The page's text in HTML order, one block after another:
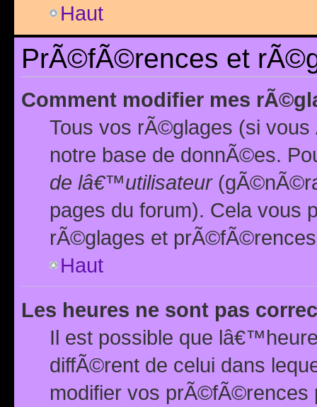
Haut
PrÃ©fÃ©rences et
Comment modifier mes
Tous vos rÃ©glages (si
notre base de donnÃ©es.
de lâ€™utilisateur
pages du forum). Cela vous
rÃ©glages et
Haut
Les heures ne sont pas
Il est possible que
diffÃ©rent de celui dans
modifier vos prÃ©fÃ©rences